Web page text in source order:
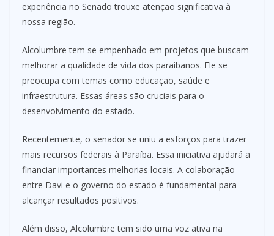
experiência no Senado trouxe atenção significativa à
nossa região.
Alcolumbre tem se empenhado em projetos que buscam
melhorar a qualidade de vida dos paraibanos. Ele se
preocupa com temas como educação, saúde e
infraestrutura. Essas áreas são cruciais para o
desenvolvimento do estado.
Recentemente, o senador se uniu a esforços para trazer
mais recursos federais à Paraíba. Essa iniciativa ajudará a
financiar importantes melhorias locais. A colaboração
entre Davi e o governo do estado é fundamental para
alcançar resultados positivos.
Além disso, Alcolumbre tem sido uma voz ativa na